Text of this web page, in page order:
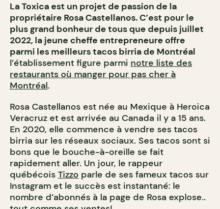
La Toxica est un projet de passion de la
propriétaire Rosa Castellanos. C’est pour le
plus grand bonheur de tous que depuis juillet
2022, la jeune cheffe entrepreneure offre
parmi les meilleurs tacos birria de Montréal
l’établissement figure parmi notre liste des
restaurants où manger pour pas cher à
Montréal.
Rosa Castellanos est née au Mexique à Heroica
Veracruz et est arrivée au Canada il y a 15 ans.
En 2020, elle commence à vendre ses tacos
birria sur les réseaux sociaux. Ses tacos sont si
bons que le bouche-à-oreille se fait
rapidement aller. Un jour, le rappeur
québécois Tizzo parle de ses fameux tacos sur
Instagram et le succès est instantané: le
nombre d’abonnés à la page de Rosa explose..